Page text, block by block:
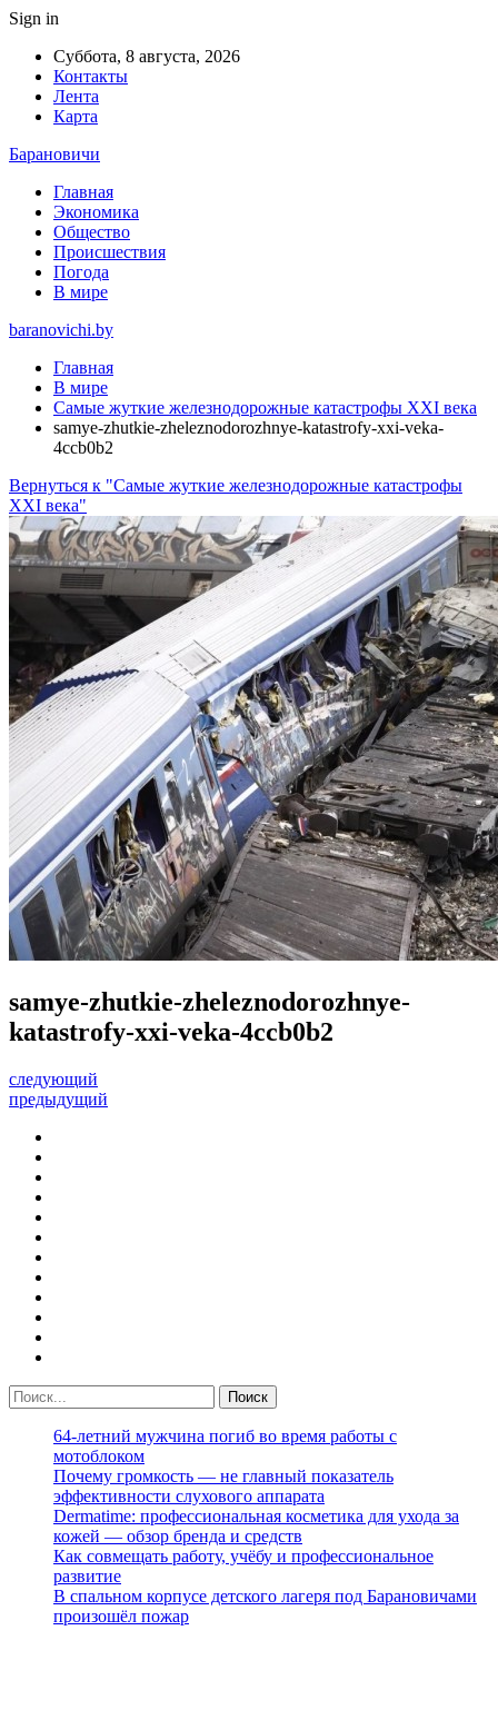
Sign in
Суббота, 8 августа, 2026
Контакты
Лента
Карта
Барановичи
Главная
Экономика
Общество
Происшествия
Погода
В мире
baranovichi.by
Главная
В мире
Самые жуткие железнодорожные катастрофы XXI века
samye-zhutkie-zheleznodorozhnye-katastrofy-xxi-veka-
4ccb0b2
Вернуться к "Самые жуткие железнодорожные катастрофы
XXI века"
samye-zhutkie-zheleznodorozhnye-
katastrofy-xxi-veka-4ccb0b2
следующий
предыдущий
64-летний мужчина погиб во время работы с
мотоблоком
Почему громкость — не главный показатель
эффективности слухового аппарата
Dermatime: профессиональная косметика для ухода за
кожей — обзор бренда и средств
Как совмещать работу, учёбу и профессиональное
развитие
В спальном корпусе детского лагеря под Барановичами
произошёл пожар